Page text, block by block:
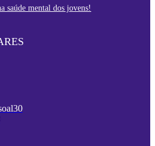
saúde mental dos jovens!
30